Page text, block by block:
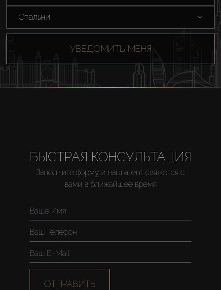
Спальни
УВЕДОМИТЬ МЕНЯ
БЫСТРАЯ КОНСУЛЬТАЦИЯ
Заполните форму и наш агент свяжется с
вами в ближайшее время
ОТПРАВИТЬ